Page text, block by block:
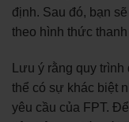
định. Sau đó, bạn
theo hình thức
Lưu ý rằng quy
thể có sự khác biệt
yêu cầu của FPT.